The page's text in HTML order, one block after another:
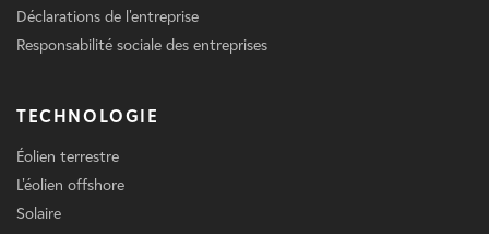
Déclarations de l'entreprise
Responsabilité sociale des entreprises
TECHNOLOGIE
Éolien terrestre
L'éolien offshore
Solaire